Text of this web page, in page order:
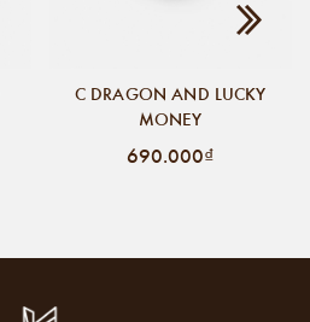
C DRAGON AND LUCKY
MONEY
690.000₫